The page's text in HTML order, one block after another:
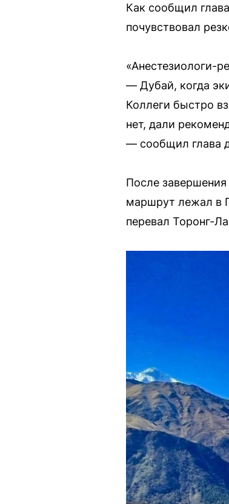
Как сообщил
почувствовал
«Анестезиологи-
— Дубай, когда
Коллеги быстро
нет, дали
— сообщил глава
После
маршрут лежал в
перевал Торонг-